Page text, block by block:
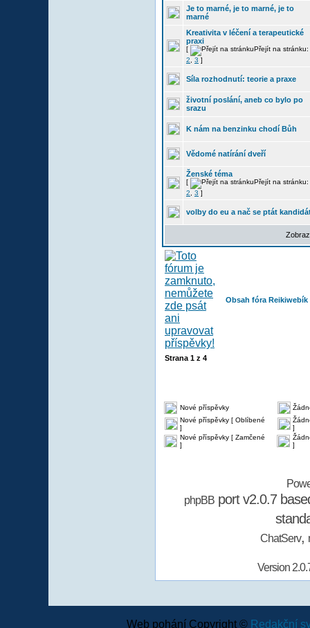
Je to marné, je to marné, je to
marné
Kreativita v léčení a terapeutické
praxi
[
Přejít na stránku:
2
3 ]
Síla rozhodnutí: teorie a praxe
životní poslání, aneb co bylo po
srazu
K nám na benzinku chodí Bůh
Vědomé natírání dveří
Ženské téma
[
Přejít na stránku:
2
3 ]
volby do eu a nač se ptát
Obsah fóra Reikiwebík
Strana 1 z 4
Nové příspěvky
Nové příspěvky [ Oblíbené
]
]
Nové příspěvky [ Zamčené
]
]
phpBBport v2.0.7
ChatServ,
Version
Web pohání Copyright © Redakční